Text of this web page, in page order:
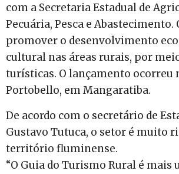
com a Secretaria Estadual de
Pecuária, Pesca e Abastecimento.
promover o desenvolvimento
cultural nas áreas rurais, por
turísticas. O lançamento ocorreu
Portobello, em Mangaratiba.
De acordo com o secretário de
Gustavo Tutuca, o setor é muito
território fluminense.
“O Guia do Turismo Rural é mais